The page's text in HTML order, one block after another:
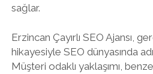
sağlar.
Erzincan Çayırlı SEO Ajansı,
hikayesiyle SEO dünyasında
Müşteri odaklı yaklaşımı,